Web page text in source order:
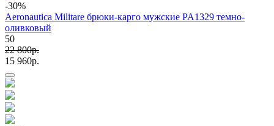
-30%
Aeronautica Militare брюки-карго мужские PA1329 темно-
оливковый
50
22 800p.
15 960p.